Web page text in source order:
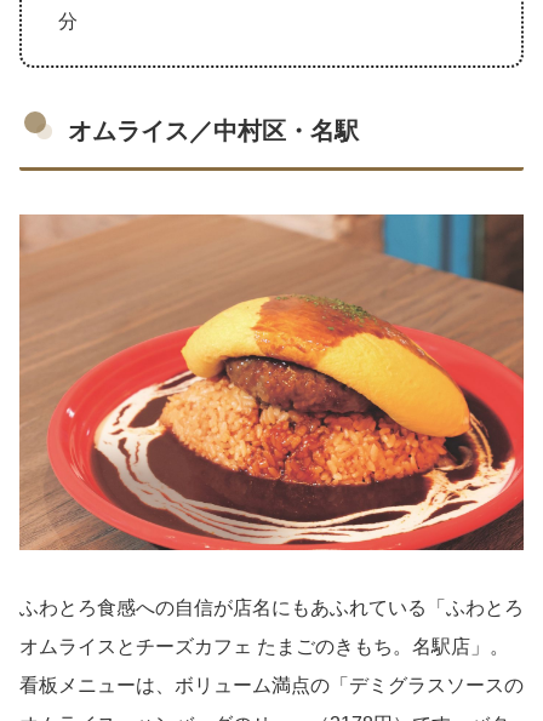
分
オムライス／中村区・名駅
ふわとろ食感への自信が店名にもあふれている「ふわとろ
オムライスとチーズカフェ たまごのきもち。名駅店」。
看板メニューは、ボリューム満点の「デミグラスソースの